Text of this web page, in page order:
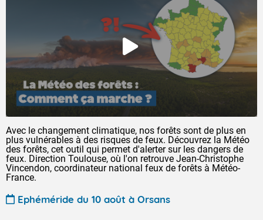
Avec le changement climatique, nos forêts sont de plus en
plus vulnérables à des risques de feux. Découvrez la Météo
des forêts, cet outil qui permet d'alerter sur les dangers de
feux. Direction Toulouse, où l'on retrouve Jean-Christophe
Vincendon, coordinateur national feux de forêts à Météo-
France.
Ephéméride du 10 août à Orsans